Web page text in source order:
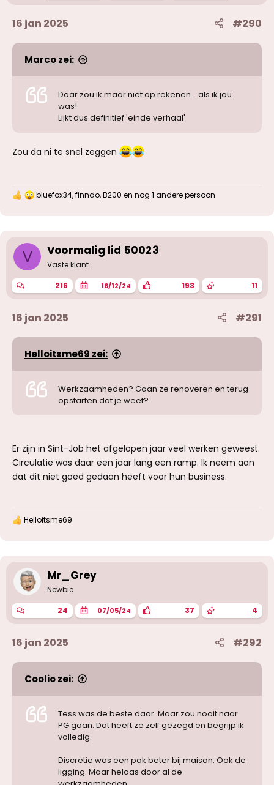
16 jan 2025 #290
Marco zei:
Daar zou ik maar niet op rekenen... als ik jou
was!
Lijkt dus definitief 'einde verhaal'
Zou da ni te snel zeggen
W
e
r
n
g
e
:
bluefox34,finndo,B200 en nog 1 andere persoon
V Voormalig lid 50023
Vaste klant
216 16/12/24 193 11
16 jan 2025 #291
Helloitsme69 zei:
Werkzaamheden? Gaan ze renoveren en terug
opstarten dat je weet?
Er zijn in Sint-Job het afgelopen jaar veel werken geweest.
Circulatie was daar een jaar lang een ramp. Ik neem aan
dat dit niet goed gedaan heeft voor hun business.
W
e
r
n
g
e
:
Helloitsme69
Mr_Grey
Newbie
24 07/05/24 37 4
16 jan 2025 #292
Coolio zei:
Tess was de beste daar. Maar zou nooit naar
PG gaan. Dat heeft ze zelf gezegd en begrijp ik
volledig.
Discretie was een pak beter bij maison. Ook de
ligging. Maar helaas door al de